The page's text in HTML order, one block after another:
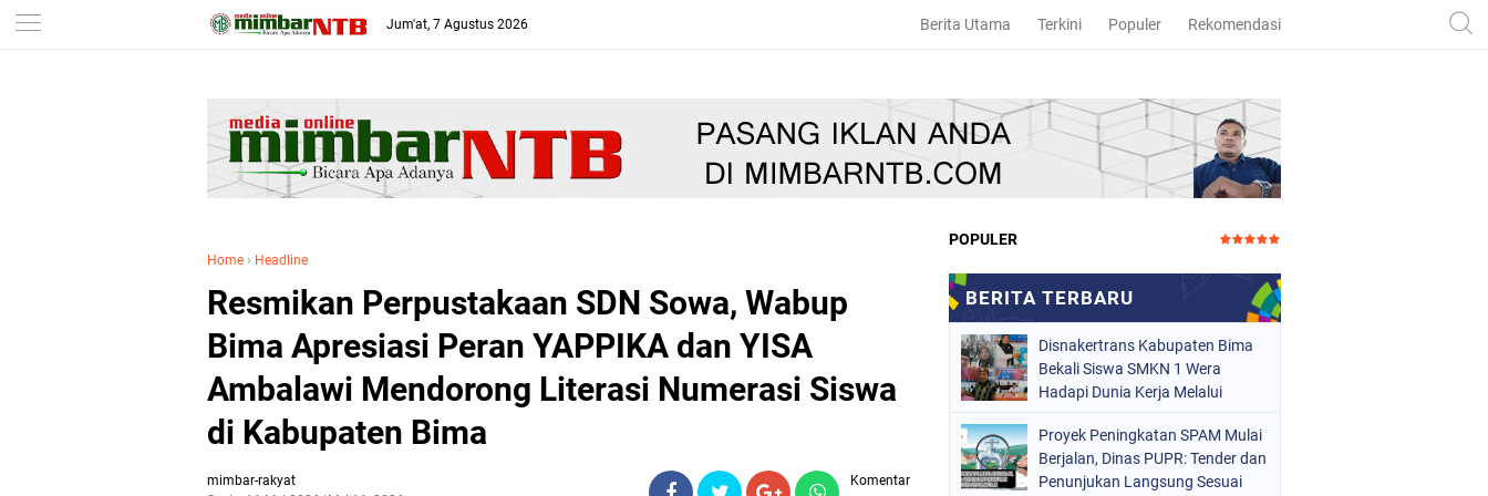
-->
Jum'at, 7 Agustus 2026 Berita Utama Terkini Populer Rekomendasi
Home › Headline
Resmikan Perpustakaan SDN Sowa, Wabup
Bima Apresiasi Peran YAPPIKA dan YISA
Ambalawi Mendorong Literasi Numerasi Siswa
di Kabupaten Bima
mimbar-rakyat
Komentar
POPULER
Disnakertrans Kabupaten Bima
Bekali Siswa SMKN 1 Wera
Hadapi Dunia Kerja Melalui
Proyek Peningkatan SPAM Mulai
Berjalan, Dinas PUPR: Tender dan
Penunjukan Langsung Sesuai